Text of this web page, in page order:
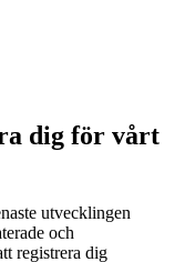
dig för vårt
utvecklingen
och
registrera dig